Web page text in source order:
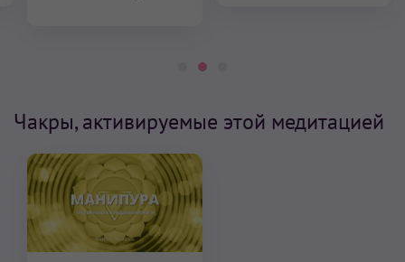
Чакры, активируемые этой медитацией